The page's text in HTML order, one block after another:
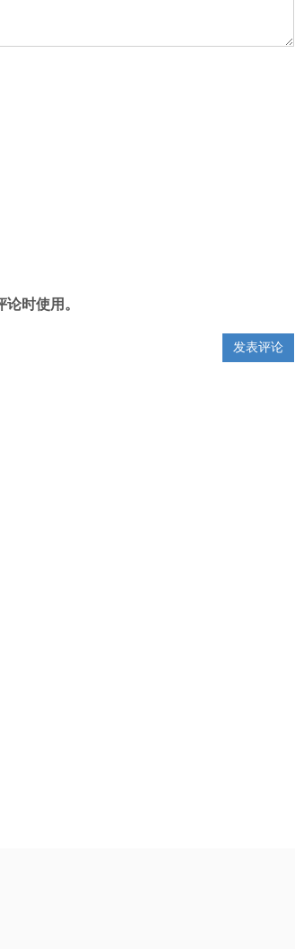
时使用。